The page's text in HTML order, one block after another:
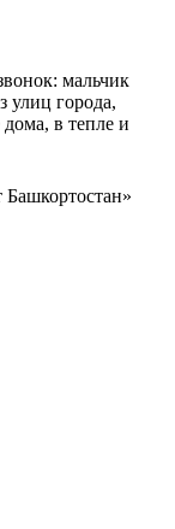
мальчик
улиц города,
в тепле и